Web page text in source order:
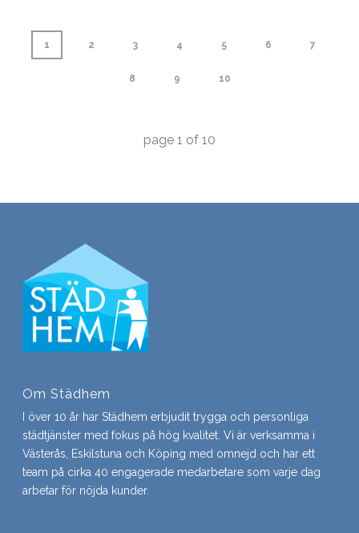
1 2 3 4 5 6 7
8 9 10
page 1 of 10
Om Städhem
I över 10 år har Städhem erbjudit trygga och personliga
städtjänster med fokus på hög kvalitet. Vi är verksamma i
Västerås, Eskilstuna och Köping med omnejd och har ett
team på cirka 40 engagerade medarbetare som varje dag
arbetar för nöjda kunder.